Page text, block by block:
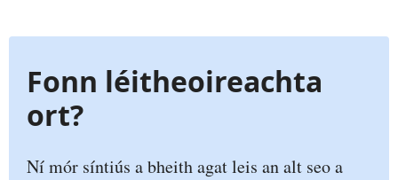
Fonn léitheoireachta
ort?
Ní mór síntiús a bheith agat leis an alt seo a